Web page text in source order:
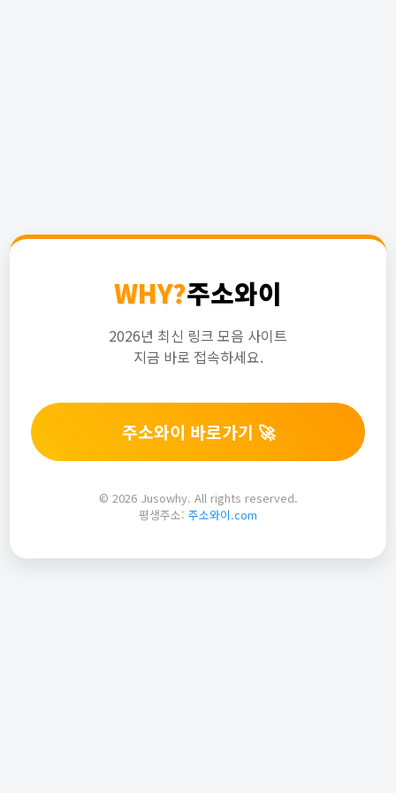
WHY?주소와이
2026년 최신 링크 모음 사이트
지금 바로 접속하세요.
주소와이 바로가기 🚀
© 2026 Jusowhy. All rights reserved.
평생주소: 주소와이.com